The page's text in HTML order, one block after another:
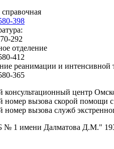
398
292
отделение
412
реанимации и интенсивной
365
консультационный центр
номер вызова скорой помощи с
вызова служб
1 имени Далматова Д.М."